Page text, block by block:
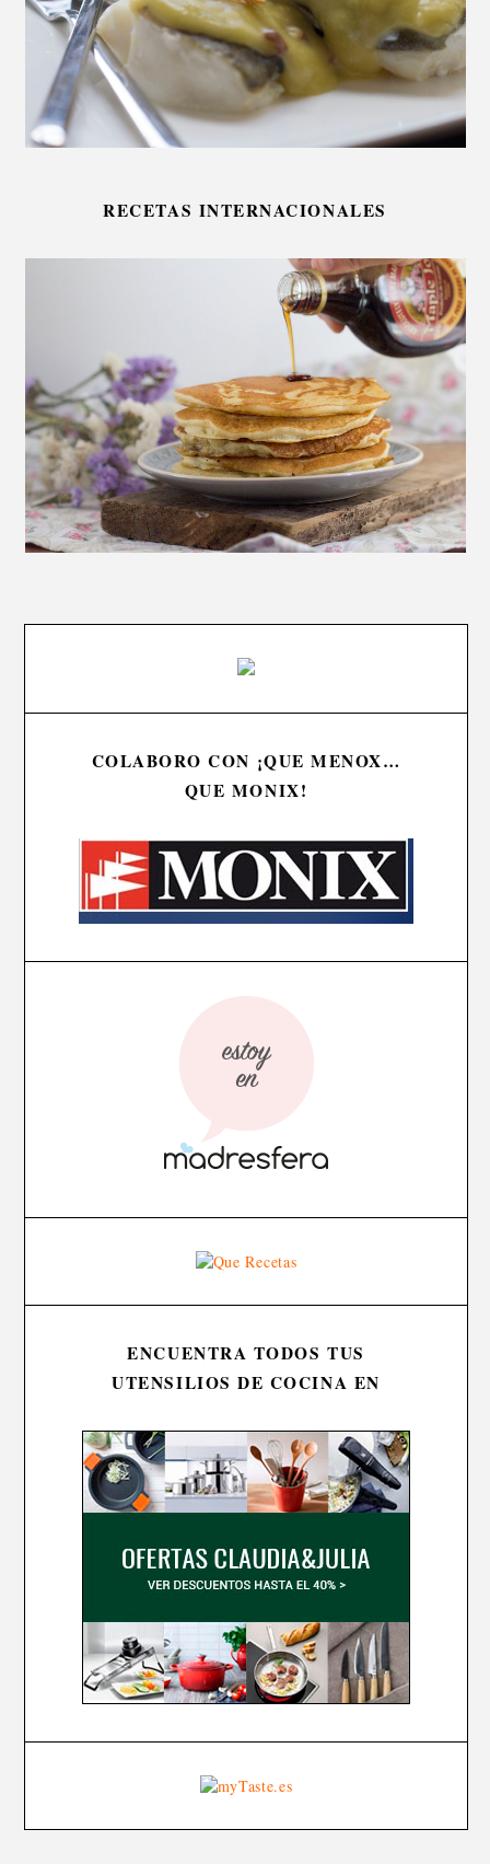
RECETAS INTERNACIONALES
COLABORO CON ¡QUE MENOX…
QUE MONIX!
ENCUENTRA TODOS TUS
UTENSILIOS DE COCINA EN